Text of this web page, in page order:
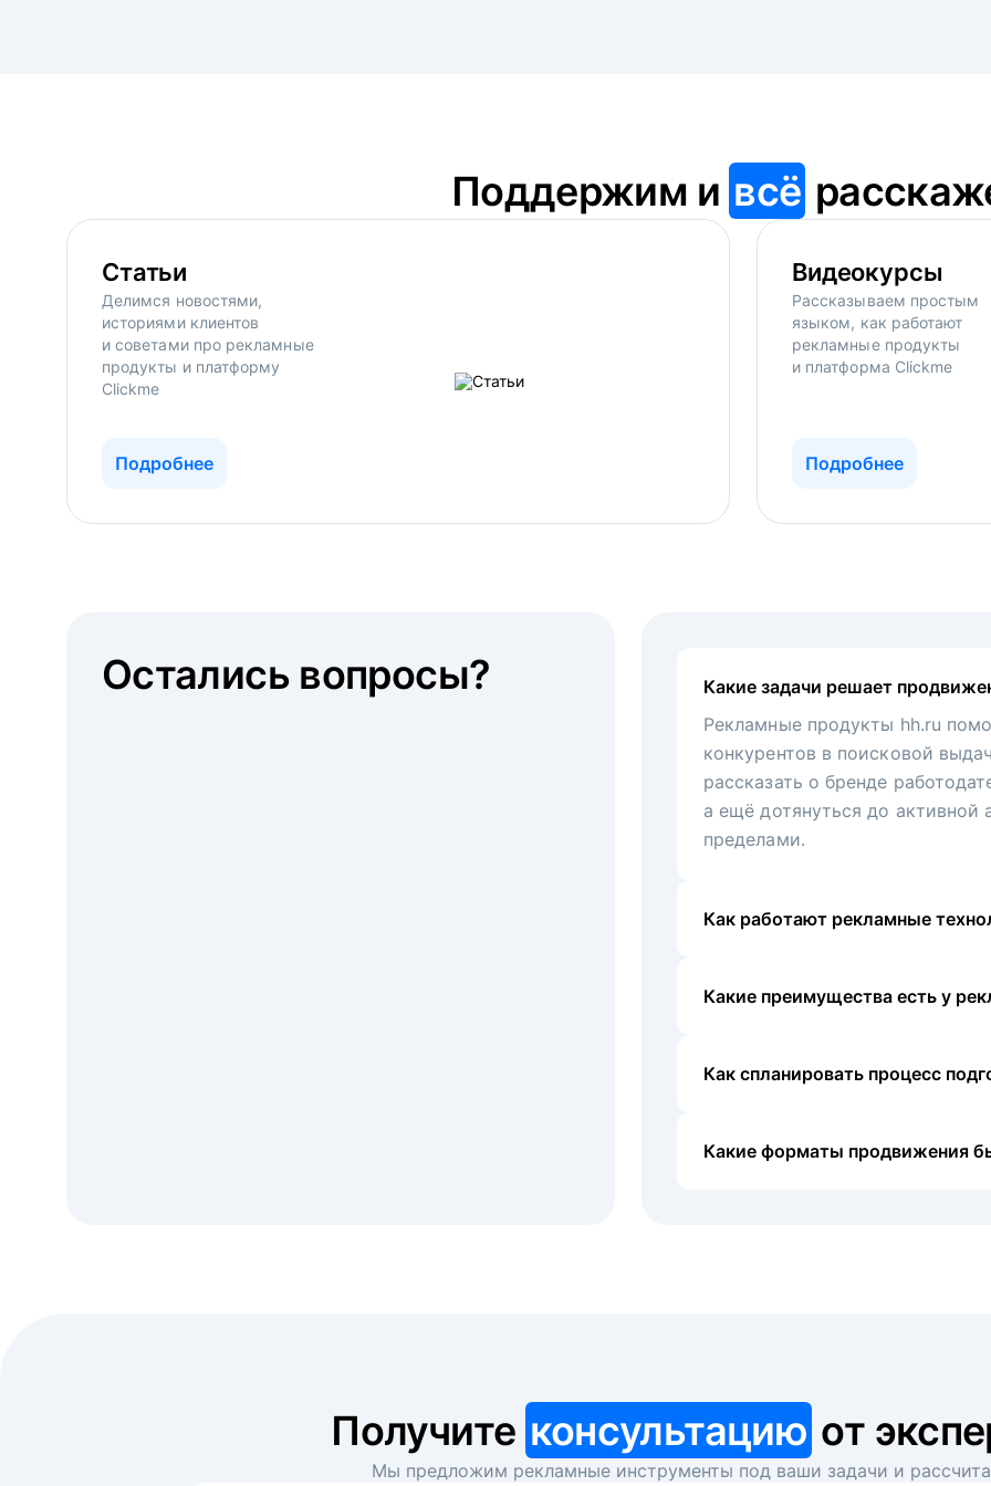
Поддержим и всё
Статьи
Делимся новостями,
историями клиентов
и советами про рекламные
продукты и платформу
Clickme
Подробнее
Видеокурсы
Рассказываем простым
языком, как работают
рекламные продукты
и платформа Clickme
Подробнее
Какие задачи решает
Рекламные продукты hh.ru
конкурентов в поисковой
рассказать о бренде
а ещё дотянуться до активной
пределами.
Как работают рекламные
Какие преимущества есть у
Как спланировать процесс
Какие форматы продвижения
Остались вопросы?
Получите консультацию от
Мы предложим рекламные инструменты под ваши задачи и